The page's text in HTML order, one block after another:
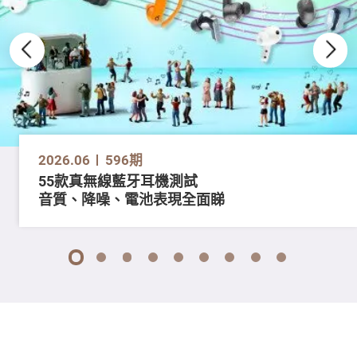
2026.06 596期
55款真無線藍牙耳機測試
音質、降噪、電池表現全面睇
1 2 3 4 5 6 7 8 9